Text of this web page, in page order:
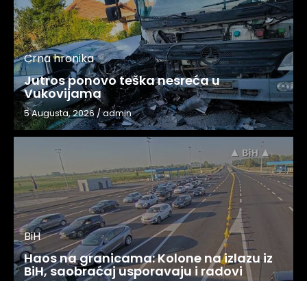
Crna hronika
Jutros ponovo teška nesreća u
Vukovijama
5 Augusta, 2026/admin
BiH
Haos na granicama: Kolone na izlazu iz
BiH, saobraćaj usporavaju i radovi